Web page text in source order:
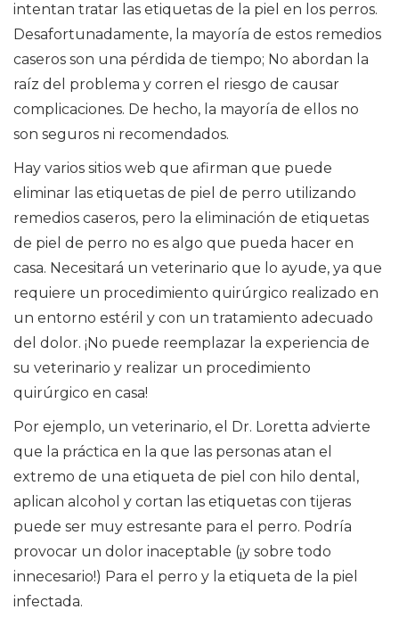
intentan tratar las etiquetas de la piel en los perros.
Desafortunadamente, la mayoría de estos remedios
caseros son una pérdida de tiempo; No abordan la
raíz del problema y corren el riesgo de causar
complicaciones. De hecho, la mayoría de ellos no
son seguros ni recomendados.
Hay varios sitios web que afirman que puede
eliminar las etiquetas de piel de perro utilizando
remedios caseros, pero la eliminación de etiquetas
de piel de perro no es algo que pueda hacer en
casa. Necesitará un veterinario que lo ayude, ya que
requiere un procedimiento quirúrgico realizado en
un entorno estéril y con un tratamiento adecuado
del dolor. ¡No puede reemplazar la experiencia de
su veterinario y realizar un procedimiento
quirúrgico en casa!
Por ejemplo, un veterinario, el Dr. Loretta advierte
que la práctica en la que las personas atan el
extremo de una etiqueta de piel con hilo dental,
aplican alcohol y cortan las etiquetas con tijeras
puede ser muy estresante para el perro. Podría
provocar un dolor inaceptable (¡y sobre todo
innecesario!) Para el perro y la etiqueta de la piel
infectada.